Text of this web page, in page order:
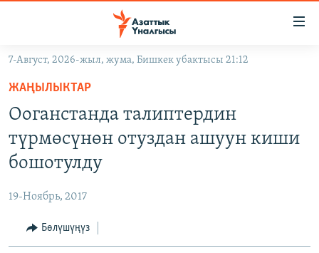
Навигацияга
өтүңүз
Издөөгө
салыңыз
МАДАНИЯТ
УКРАИНА
ТВ ПРОГРАММАЛАР
БҮГҮН АЗАТТЫКТА
ПОДКАСТ
7-Август, 2026-жыл, жума, Бишкек убактысы 21:12
ЖАҢЫЛЫКТАР
Ооганстанда талиптердин
түрмөсүнөн отуздан ашуун киши
бошотулду
19-Ноябрь, 2017
Бөлүшүңүз